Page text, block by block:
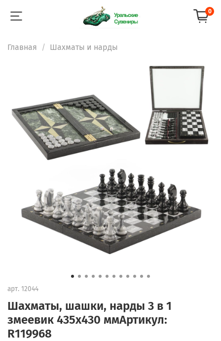
0
Главная Шахматы и нарды
арт. 12044
Шахматы, шашки, нарды 3 в 1
змеевик 435х430 ммАртикул:
R119968